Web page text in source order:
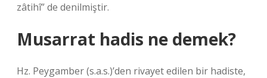
zâtihî” de denilmiştir.
Musarrat hadis ne demek?
Hz. Peygamber (s.a.s.)’den rivayet edilen bir hadiste,